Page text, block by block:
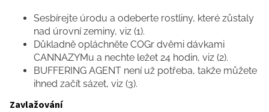
Sesbírejte úrodu a odeberte rostliny, které zůstaly
nad úrovní zeminy, viz (1).
Důkladně opláchněte COGr dvěmi dávkami
CANNAZYMu a nechte ležet 24 hodin, viz (2).
BUFFERING AGENT není už potřeba, takže můžete
ihned začít sázet, viz (3).
Zavlažování